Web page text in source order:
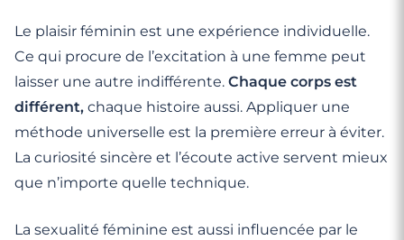
Le plaisir féminin est une expérience individuelle.
Ce qui procure de l’excitation à une femme peut
laisser une autre indifférente. Chaque corps est
différent, chaque histoire aussi. Appliquer une
méthode universelle est la première erreur à éviter.
La curiosité sincère et l’écoute active servent mieux
que n’importe quelle technique.
La sexualité féminine est aussi influencée par le